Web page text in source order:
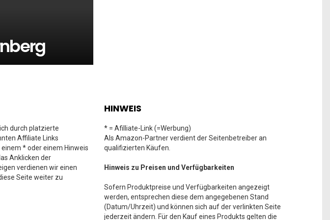
durch platzierte
Affiliate Links
* oder einem Hinweis
Anklicken der
verdienen wir einen
Seite weiter zu
HINWEIS
* = Afilliate-Link (=Werbung)
Als Amazon-Partner verdient der Seitenbetreiber an
qualifizierten Käufen.
Hinweis zu Preisen und Verfügbarkeiten
Sofern Produktpreise und Verfügbarkeiten angezeigt
werden, entsprechen diese dem angegebenen Stand
(Datum/Uhrzeit) und können sich auf der verlinkten Seite
jederzeit ändern. Für den Kauf eines Produkts gelten die